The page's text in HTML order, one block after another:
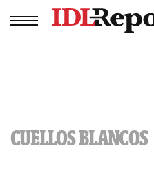
CUELLOS BLANCOS